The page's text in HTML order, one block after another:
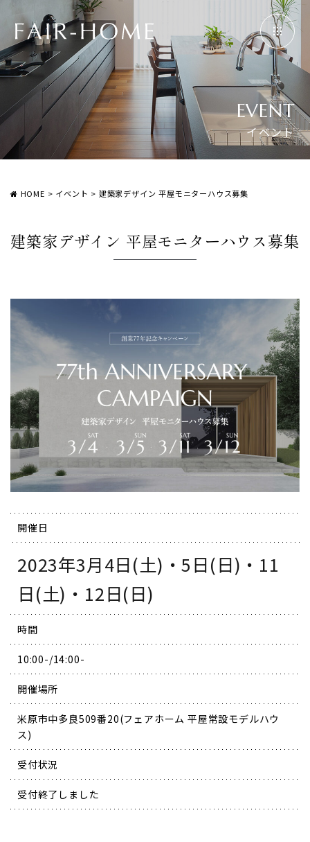
EVENT
イベント
HOME > イベント > 建築家デザイン 平屋モニターハウス募集
建築家デザイン 平屋モニターハウス募集
開催日
2023年3月4日(土)・5日(日)・11
日(土)・12日(日)
時間
10:00-/14:00-
開催場所
米原市中多良509番20(フェアホーム 平屋常設モデルハウ
ス)
受付状況
受付終了しました